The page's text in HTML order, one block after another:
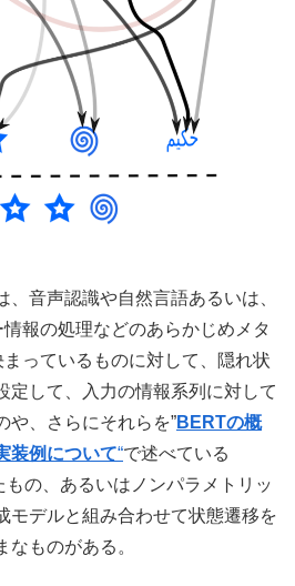
音声認識や自然言語あるいは、
報の処理などのあらかじめメタ
っているものに対して、隠れ状
定して、入力の情報系列に対して
や、さらにそれらを”BERTの概
装例について“で述べている
の、あるいはノンパラメトリッ
モデルと組み合わせて状態遷移を
ものがある。